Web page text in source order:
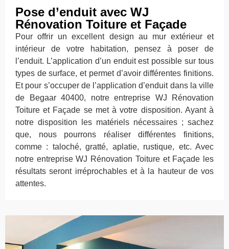
Pose d’enduit avec WJ
Rénovation Toiture et Façade
Pour offrir un excellent design au mur extérieur et
intérieur de votre habitation, pensez à poser de
l’enduit. L’application d’un enduit est possible sur tous
types de surface, et permet d’avoir différentes finitions.
Et pour s’occuper de l’application d’enduit dans la ville
de Begaar 40400, notre entreprise WJ Rénovation
Toiture et Façade se met à votre disposition. Ayant à
notre disposition les matériels nécessaires ; sachez
que, nous pourrons réaliser différentes finitions,
comme : taloché, gratté, aplatie, rustique, etc. Avec
notre entreprise WJ Rénovation Toiture et Façade les
résultats seront irréprochables et à la hauteur de vos
attentes.